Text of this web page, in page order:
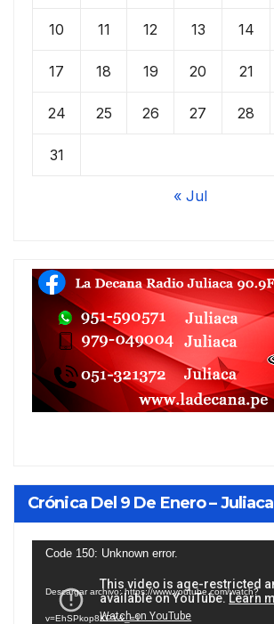
10 11 12 13 14
17 18 19 20 21
24 25 26 27 28
31
« Jul
Crónica Del 9 De Enero – Juliaca
Reproductor
vídeo
Code 150: Unknown error.
Descargar archivo: https://www.youtube.com/watch?
v=EhSPkop8KPY&_=1